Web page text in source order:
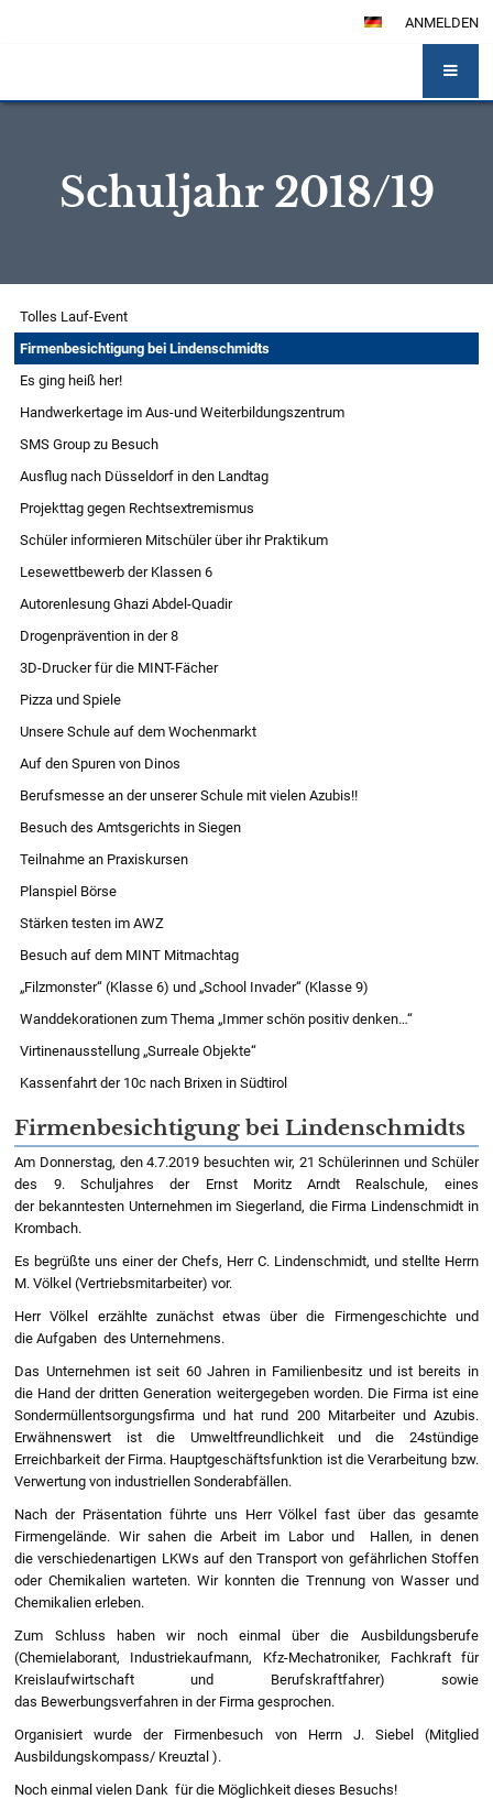
ANMELDEN
Schuljahr 2018/19
Schuljahr
2018/19
Tolles Lauf-Event
Firmenbesichtigung bei Lindenschmidts
Es ging heiß her!
Handwerkertage im Aus-und Weiterbildungszentrum
SMS Group zu Besuch
Ausflug nach Düsseldorf in den Landtag
Projekttag gegen Rechtsextremismus
Schüler informieren Mitschüler über ihr Praktikum
Lesewettbewerb der Klassen 6
Autorenlesung Ghazi Abdel-Quadir
Drogenprävention in der 8
3D-Drucker für die MINT-Fächer
Pizza und Spiele
Unsere Schule auf dem Wochenmarkt
Auf den Spuren von Dinos
Berufsmesse an der unserer Schule mit vielen Azubis!!
Besuch des Amtsgerichts in Siegen
Teilnahme an Praxiskursen
Planspiel Börse
Stärken testen im AWZ
Besuch auf dem MINT Mitmachtag
„Filzmonster“ (Klasse 6) und „School Invader“ (Klasse 9)
Wanddekorationen zum Thema „Immer schön positiv denken…“
Virtinenausstellung „Surreale Objekte“
Kassenfahrt der 10c nach Brixen in Südtirol
Firmenbesichtigung bei Lindenschmidts
Am Donnerstag, den 4.7.2019 besuchten wir, 21 Schülerinnen und Schüler
des 9. Schuljahres der Ernst Moritz Arndt Realschule, eines
der bekanntesten Unternehmen im Siegerland, die Firma Lindenschmidt in
Krombach.
Es begrüßte uns einer der Chefs, Herr C. Lindenschmidt, und stellte Herrn
M. Völkel (Vertriebsmitarbeiter) vor.
Herr Völkel erzählte zunächst etwas über die Firmengeschichte und
die Aufgaben des Unternehmens.
Das Unternehmen ist seit 60 Jahren in Familienbesitz und ist bereits in
die Hand der dritten Generation weitergegeben worden. Die Firma ist eine
Sondermüllentsorgungsfirma und hat rund 200 Mitarbeiter und Azubis.
Erwähnenswert ist die Umweltfreundlichkeit und die 24stündige
Erreichbarkeit der Firma. Hauptgeschäftsfunktion ist die Verarbeitung bzw.
Verwertung von industriellen Sonderabfällen.
Nach der Präsentation führte uns Herr Völkel fast über das gesamte
Firmengelände. Wir sahen die Arbeit im Labor und Hallen, in denen
die verschiedenartigen LKWs auf den Transport von gefährlichen Stoffen
oder Chemikalien warteten. Wir konnten die Trennung von Wasser und
Chemikalien erleben.
Zum Schluss haben wir noch einmal über die Ausbildungsberufe
(Chemielaborant, Industriekaufmann, Kfz-Mechatroniker, Fachkraft für
Kreislaufwirtschaft und Berufskraftfahrer) sowie
das Bewerbungsverfahren in der Firma gesprochen.
Organisiert wurde der Firmenbesuch von Herrn J. Siebel (Mitglied
Ausbildungskompass/ Kreuztal ).
Noch einmal vielen Dank für die Möglichkeit dieses Besuchs!